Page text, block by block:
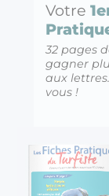
Votre
32 pages
gagner
aux
vous !